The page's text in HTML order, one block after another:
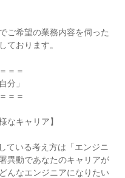
ご希望の業務内容を伺った
ております。
＝＝
分」
＝＝
なキャリア】
ている考え方は「エンジニ
異動であなたのキャリアが
んなエンジニアになりたい